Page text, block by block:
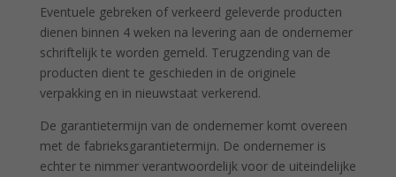
Eventuele gebreken of verkeerd geleverde producten
dienen binnen 4 weken na levering aan de ondernemer
schriftelijk te worden gemeld. Terugzending van de
producten dient te geschieden in de originele
verpakking en in nieuwstaat verkerend.
De garantietermijn van de ondernemer komt overeen
met de fabrieksgarantietermijn. De ondernemer is
echter te nimmer verantwoordelijk voor de uiteindelijke